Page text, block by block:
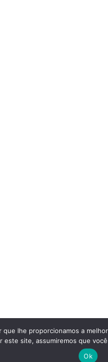
que lhe proporcionamos a
este site, assumiremos que
Ok